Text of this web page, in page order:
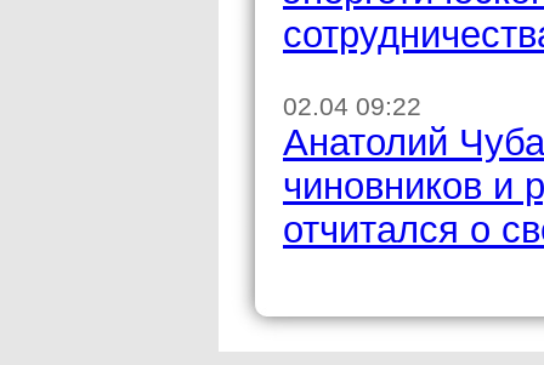
02.04 09:22
Анатолий
чиновников и
отчитался о